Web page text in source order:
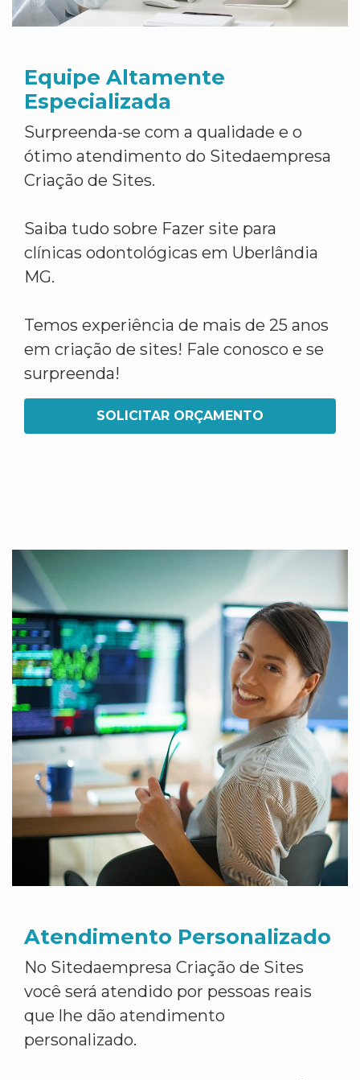
Equipe Altamente
Especializada
Surpreenda-se com a qualidade e o
ótimo atendimento do Sitedaempresa
Criação de Sites.
Saiba tudo sobre Fazer site para
clínicas odontológicas em Uberlândia
MG.
Temos experiência de mais de 25 anos
em criação de sites! Fale conosco e se
surpreenda!
SOLICITAR ORÇAMENTO
Atendimento Personalizado
No Sitedaempresa Criação de Sites
você será atendido por pessoas reais
que lhe dão atendimento
personalizado.